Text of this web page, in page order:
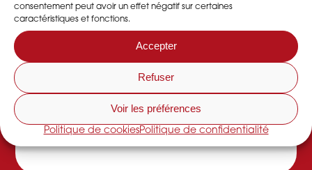
consentement peut avoir un effet négatif sur certaines
caractéristiques et fonctions.
Accepter
Refuser
Voir les préférences
Politique de cookiesPolitique de confidentialité
O desidratador de ar industrial DESSICA funciona
com uma roda dessecante composta por sílica-
gel e dois fluxos de ar em contracorrente que
O parque de serviços e soluções temporárias
permite-lhe alugar desidratadores e
desumidificação desde 1 semana até vários